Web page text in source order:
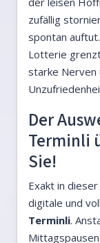
zufällig
spontan
Lotterie
starke Nerven
Der
Terminli
Sie!
Exakt in
digitale und
Terminli.